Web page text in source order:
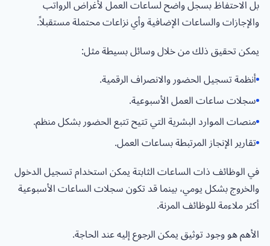
بل الاحتفاظ بسجل واضح لساعات العمل لأغراض الرواتب
والإجازات والساعات الإضافية وأي نزاعات محتملة مستقبلاً.
يمكن تحقيق ذلك من خلال وسائل بسيطة مثل:
أنظمة تسجيل الحضور والانصراف الرقمية.
سجلات ساعات العمل الأسبوعية.
منصات الموارد البشرية التي تتيح تتبع الحضور بشكل منظم.
تقارير الإنجاز المرتبطة بساعات العمل.
في الوظائف ذات الساعات الثابتة يمكن استخدام تسجيل الدخول
والخروج بشكل يومي، بينما قد تكون سجلات الساعات الأسبوعية
أكثر ملاءمة للوظائف المرنة.
الأهم هو وجود توثيق يمكن الرجوع إليه عند الحاجة.